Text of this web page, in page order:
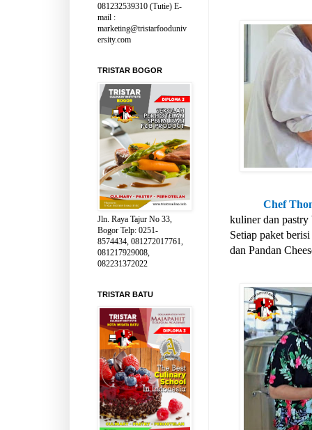
Chef
kuliner dan pastry
Setiap paket berisi
dan Pandan
081232539310 (Tutie) E-
mail :
marketing@tristarfooduniv
ersity.com
TRISTAR BOGOR
Jln. Raya Tajur No 33,
Bogor Telp: 0251-
8574434, 081272017761,
081217929008,
082231372022
TRISTAR BATU